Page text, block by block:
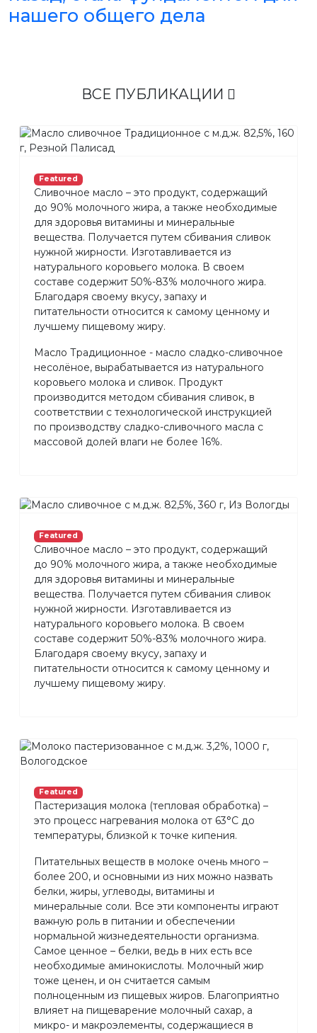
нашего общего дела
ВСЕ ПУБЛИКАЦИИ
Featured
Сливочное масло – это продукт, содержащий
до 90% молочного жира, а также необходимые
для здоровья витамины и минеральные
вещества. Получается путем сбивания сливок
нужной жирности. Изготавливается из
натурального коровьего молока. В своем
составе содержит 50%-83% молочного жира.
Благодаря своему вкусу, запаху и
питательности относится к самому ценному и
лучшему пищевому жиру.
Масло Традиционное - масло сладко-сливочное
несолёное, вырабатывается из натурального
коровьего молока и сливок. Продукт
производится методом сбивания сливок, в
соответствии с технологической инструкцией
по производству сладко-сливочного масла с
массовой долей влаги не более 16%.
Featured
Сливочное масло – это продукт, содержащий
до 90% молочного жира, а также необходимые
для здоровья витамины и минеральные
вещества. Получается путем сбивания сливок
нужной жирности. Изготавливается из
натурального коровьего молока. В своем
составе содержит 50%-83% молочного жира.
Благодаря своему вкусу, запаху и
питательности относится к самому ценному и
лучшему пищевому жиру.
Featured
Пастеризация молока (тепловая обработка) –
это процесс нагревания молока от 63°С до
температуры, близкой к точке кипения.
Питательных веществ в молоке очень много –
более 200, и основными из них можно назвать
белки, жиры, углеводы, витамины и
минеральные соли. Все эти компоненты играют
важную роль в питании и обеспечении
нормальной жизнедеятельности организма.
Самое ценное – белки, ведь в них есть все
необходимые аминокислоты. Молочный жир
тоже ценен, и он считается самым
полноценным из пищевых жиров. Благоприятно
влияет на пищеварение молочный сахар, а
микро- и макроэлементы, содержащиеся в